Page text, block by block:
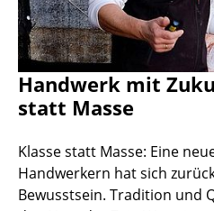
Handwerk mit
statt Masse
Klasse statt Masse: Eine
Handwerkern hat sich
Bewusstsein. Tradition und